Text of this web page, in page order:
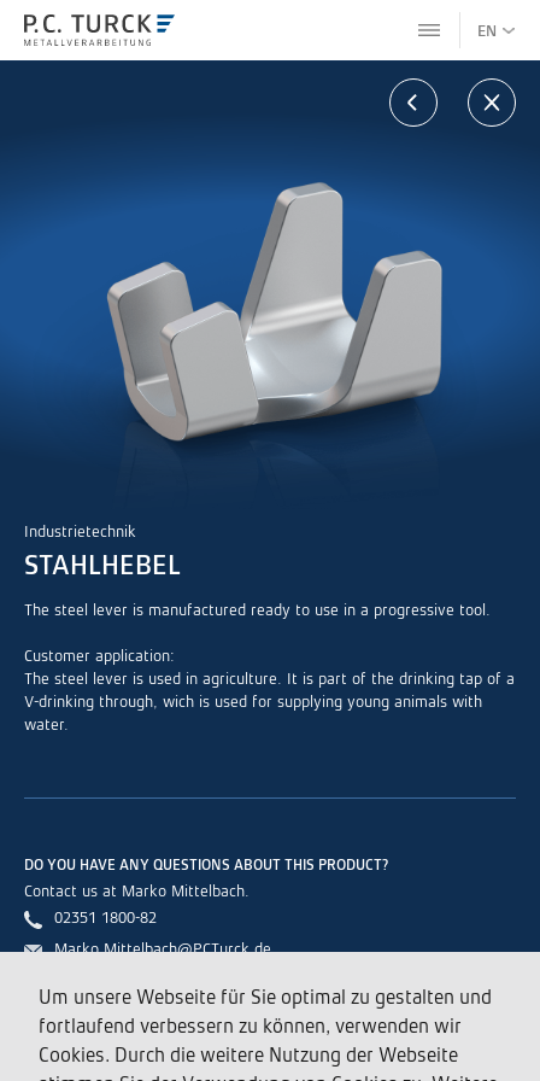
EN
Industrietechnik
STAHLHEBEL
The steel lever is manufactured ready to use in a progressive tool.
Customer application:
The steel lever is used in agriculture. It is part of the drinking tap of a
V-drinking through, wich is used for supplying young animals with
water.
DO YOU HAVE ANY QUESTIONS ABOUT THIS PRODUCT?
Contact us at Marko Mittelbach.
02351 1800-82
Marko.Mittelbach@PCTurck.de
Um unsere Webseite für Sie optimal zu gestalten und
fortlaufend verbessern zu können, verwenden wir
Cookies. Durch die weitere Nutzung der Webseite